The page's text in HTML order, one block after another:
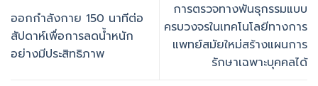
ออกกำลังกาย 150 นาทีต่อ
สัปดาห์เพื่อการลดน้ำหนัก
อย่างมีประสิทธิภาพ
การตรวจทางพันธุกรรมแบบ
ครบวงจรในเทคโนโลยีทางการ
แพทย์สมัยใหม่สร้างแผนการ
รักษาเฉพาะบุคคลได้